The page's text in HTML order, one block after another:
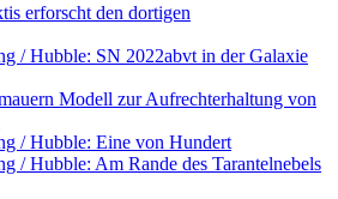
erforscht den dortigen
/ Hubble: SN 2022abvt in der Galaxie
Modell zur Aufrechterhaltung von
/ Hubble: Eine von Hundert
/ Hubble: Am Rande des Tarantelnebels